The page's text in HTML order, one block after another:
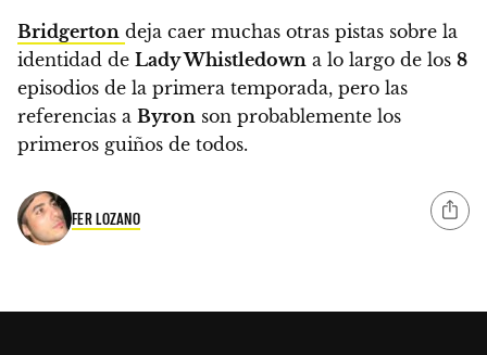
Bridgerton deja caer muchas otras pistas sobre la
identidad de Lady Whistledown a lo largo de los 8
episodios de la primera temporada, pero las
referencias a Byron son probablemente los
primeros guiños de todos.
FER LOZANO